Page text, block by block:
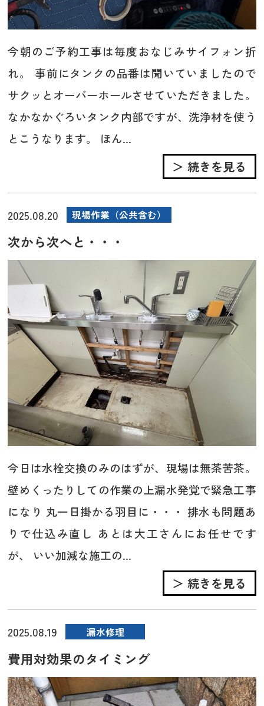
今朝のご予約工事は毎度おなじみサイフォン折
れ。 事前にタンクの品番は聞いていましたので
サクッとオーバーホールさせていただきました。
なかなかぐろいタンク内部ですが、洗浄材を使う
とこうなります。 ほん...
＞ 続きを見る
2025.08.20 現場作業（公共含む）
次から次へと・・・
今日は水栓交換のみのはずが、現場は無茶苦茶。
壁めくったりしての作業の上漏水発覚で緊急工事
になり 丸一日掛かる羽目に・・・ 排水も問題あ
りで仕込み直し あとは大工さんにお任せです
が、 いい加減な施工の...
＞ 続きを見る
2025.08.19 漏水修理
費用対効果のタイミング